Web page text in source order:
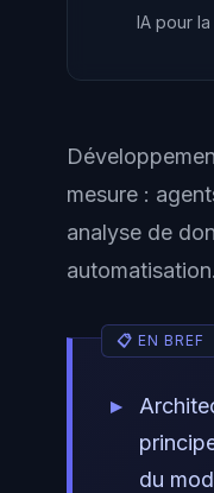
IA pour
mesure :
analyse de
du